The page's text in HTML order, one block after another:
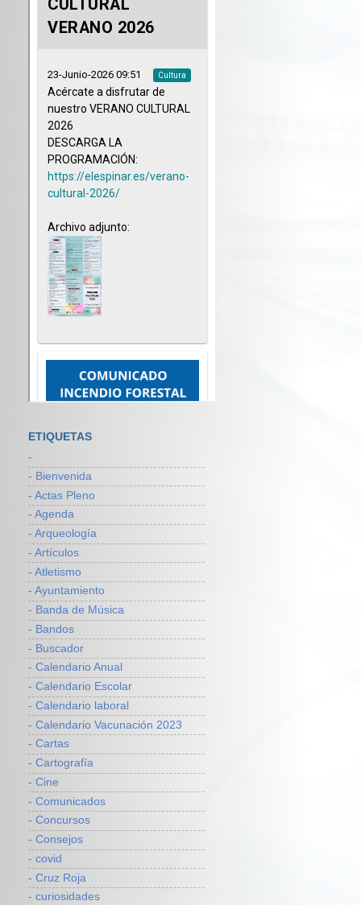
ETIQUETAS
-
- Bienvenida
- Actas Pleno
- Agenda
- Arqueología
- Artículos
- Atletismo
- Ayuntamiento
- Banda de Música
- Bandos
- Buscador
- Calendario Anual
- Calendario Escolar
- Calendario laboral
- Calendario Vacunación 2023
- Cartas
- Cartografía
- Cine
- Comunicados
- Concursos
- Consejos
- covid
- Cruz Roja
- curiosidades